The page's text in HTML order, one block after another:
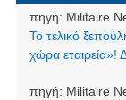
πηγή: Militaire
Το τελικό
χώρα εταιρεία»!
πηγή: Militaire